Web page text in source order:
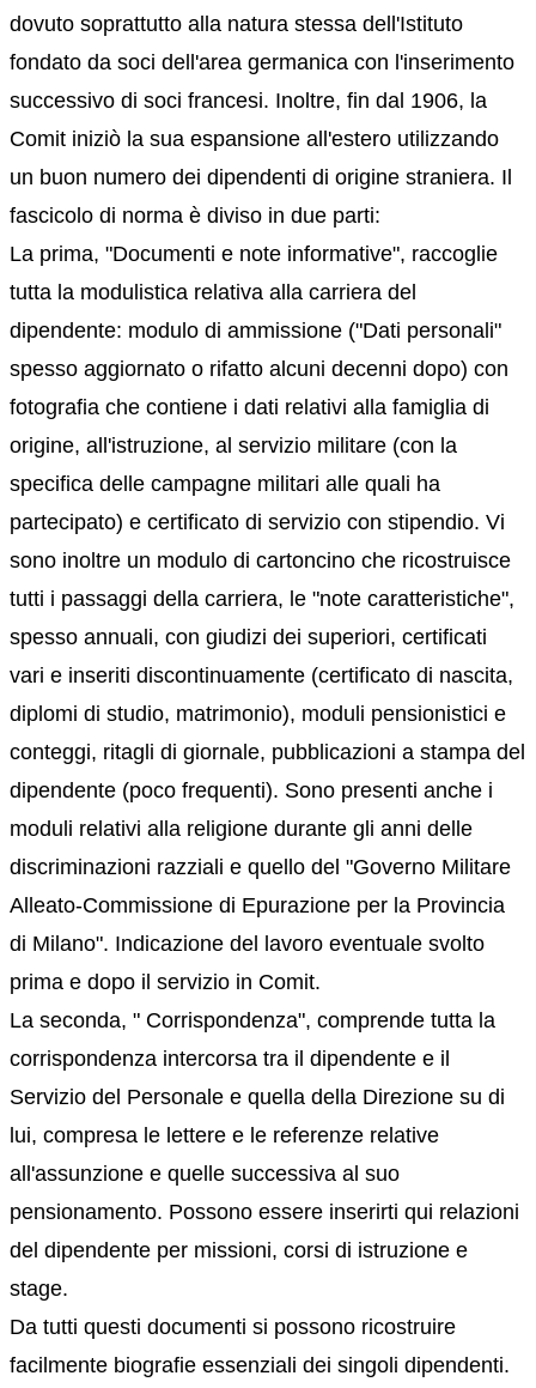
dovuto soprattutto alla natura stessa dell'Istituto
fondato da soci dell'area germanica con l'inserimento
successivo di soci francesi. Inoltre, fin dal 1906, la
Comit iniziò la sua espansione all'estero utilizzando
un buon numero dei dipendenti di origine straniera. Il
fascicolo di norma è diviso in due parti:
La prima, "Documenti e note informative", raccoglie
tutta la modulistica relativa alla carriera del
dipendente: modulo di ammissione ("Dati personali"
spesso aggiornato o rifatto alcuni decenni dopo) con
fotografia che contiene i dati relativi alla famiglia di
origine, all'istruzione, al servizio militare (con la
specifica delle campagne militari alle quali ha
partecipato) e certificato di servizio con stipendio. Vi
sono inoltre un modulo di cartoncino che ricostruisce
tutti i passaggi della carriera, le "note caratteristiche",
spesso annuali, con giudizi dei superiori, certificati
vari e inseriti discontinuamente (certificato di nascita,
diplomi di studio, matrimonio), moduli pensionistici e
conteggi, ritagli di giornale, pubblicazioni a stampa del
dipendente (poco frequenti). Sono presenti anche i
moduli relativi alla religione durante gli anni delle
discriminazioni razziali e quello del "Governo Militare
Alleato-Commissione di Epurazione per la Provincia
di Milano". Indicazione del lavoro eventuale svolto
prima e dopo il servizio in Comit.
La seconda, " Corrispondenza", comprende tutta la
corrispondenza intercorsa tra il dipendente e il
Servizio del Personale e quella della Direzione su di
lui, compresa le lettere e le referenze relative
all'assunzione e quelle successiva al suo
pensionamento. Possono essere inserirti qui relazioni
del dipendente per missioni, corsi di istruzione e
stage.
Da tutti questi documenti si possono ricostruire
facilmente biografie essenziali dei singoli dipendenti.